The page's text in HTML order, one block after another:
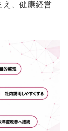
え、健康経営